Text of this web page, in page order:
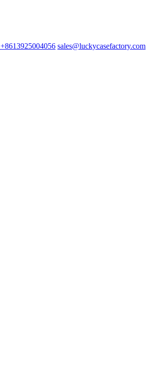
+8613925004056 sales@luckycasefactory.com